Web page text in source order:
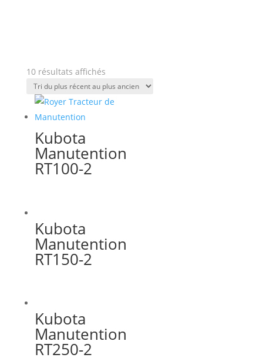
10 résultats affichés
Kubota
Manutention
RT100-2
Kubota
Manutention
RT150-2
Kubota
Manutention
RT250-2